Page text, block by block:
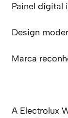
Painel digital
Design
Marca
A Electrolux